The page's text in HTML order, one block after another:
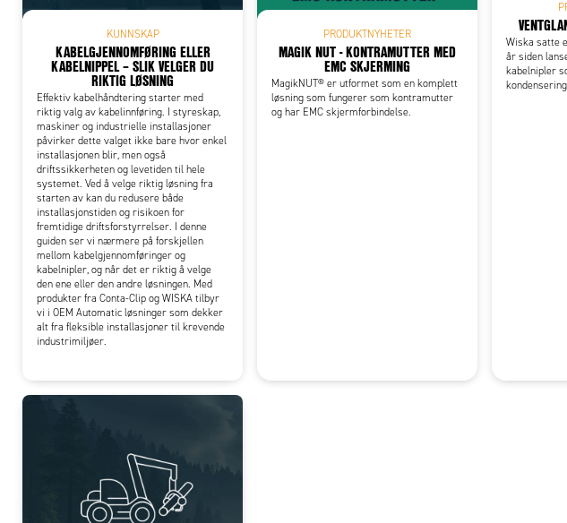
KUNNSKAP
KABELGJENNOMFØRING ELLER
KABELNIPPEL – SLIK VELGER DU
RIKTIG LØSNING
Effektiv kabelhåndtering starter med
riktig valg av kabelinnføring. I styreskap,
maskiner og industrielle installasjoner
påvirker dette valget ikke bare hvor enkel
installasjonen blir, men også
driftssikkerheten og levetiden til hele
systemet. Ved å velge riktig løsning fra
starten av kan du redusere både
installasjonstiden og risikoen for
fremtidige driftsforstyrrelser. I denne
guiden ser vi nærmere på forskjellen
mellom kabelgjennomføringer og
kabelnipler, og når det er riktig å velge
den ene eller den andre løsningen. Med
produkter fra Conta-Clip og WISKA tilbyr
vi i OEM Automatic løsninger som dekker
alt fra fleksible installasjoner til krevende
industrimiljøer.
PRODUKTNYHETER
MAGIK NUT - KONTRAMUTTER MED
EMC SKJERMING
MagikNUT® er utformet som en komplett
løsning som fungerer som kontramutter
og har EMC skjermforbindelse.
Wiska satte
år siden
kabelnipler